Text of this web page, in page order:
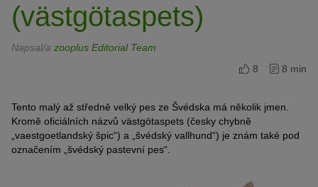
(västgötaspets)
Napsal/a zooplus Editorial Team
8
8 min
Tento malý až středně velký pes ze Švédska má několik jmen.
Kromě oficiálních názvů västgötaspets (česky chybně
„vaestgoetlandský špic“) a „švédský vallhund“) je znám také pod
označením „švédský pastevní pes“.